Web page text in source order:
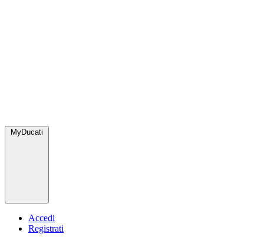
MyDucati
Accedi
Registrati